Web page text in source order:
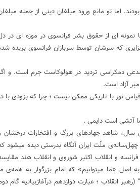
اما تو مانع ورود مبلغان دینی از جمله
ای از حقوق بشر فرانسوی در موزه ای در
۱۸۰۰۰ انسان آزادیخواه الجزایری که سرشان توسط سربازان فرانسوی بریده
دمکراسی تردید در هولوکاست جرم است. و
آزاد است.
نور با تاریکی ممکن نیست ؛ چرا که بزودی با
آتشی است دایمی .
سال، شاهد جهادهای بزرگ و افتخارات درخشان
ملّت ایران آنگاه بدرستی دیده میشود
و انقلاب اکتبر شوروی و انقلاب هند
اصل «ما میتوانیم» که امام بزرگوار به همه‌ی
انقلاب ؛ عبارت دوازدهم درآغازبیانیه گام